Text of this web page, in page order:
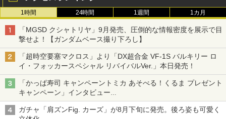
1時間 24時間 1週間 1カ月
「MGSD クシャトリヤ」9月発売、圧倒的な情報密度を展示で目
撃せよ！【ガンダムベース撮り下ろし】
「超時空要塞マクロス」より「DX超合金 VF-1S バルキリー ロ
イ・フォッカースペシャル リバイバルVer.」本日発売！
「かっぱ寿司 キャンペーントミカ あそべる！くるま プレゼント
キャンペーン」インタビュー
子どもが楽しめるかっぱ寿司ならではの体験とコラボの楽しさを
追求
ガチャ「肩ズンFig. カーズ」が8月下旬に発売。後ろ姿も可愛く